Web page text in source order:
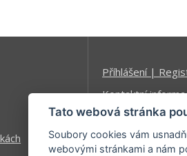
Příhlášení |
Kontaktní
Mapa stránek
Tato webová stránka
Soubory cookies vám
webovými stránkami a nám